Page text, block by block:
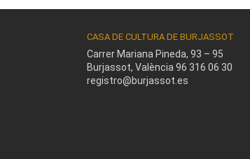
CASA DE CULTURA DE BURJASSOT
Carrer Mariana Pineda, 93 – 95
Burjassot, València 96 316 06 30
registro@burjassot.es